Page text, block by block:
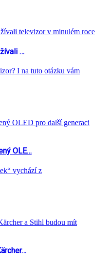
…
I na tuto otázku vám
OLE…
vychází z